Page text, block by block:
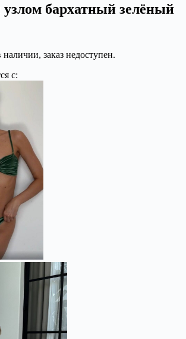
узлом бархатный зелёный
заказ недоступен.
с: